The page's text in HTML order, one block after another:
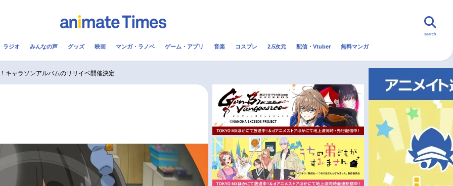
配信・Vtuber トレンド 無料マンガ
実写化映画一覧
男性声優/女性声優一覧
今期アニメ曜日別一覧
春アニメ
夏アニメ
秋アニメ
冬アニメ
search
ラジオ みんなの声 グッズ 映画 マンガ・ラノベ ゲーム・アプリ 音楽 コスプレ 2.5次元 配信・Vtuber 無料マンガ
キャラソンアルバムのリリイベ開催決定